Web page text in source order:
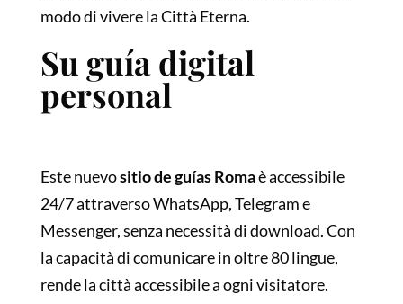
modo di vivere la Città Eterna.
Su guía digital
personal
Este nuevositio de guías Romaè accessibile
24/7 attraverso WhatsApp, Telegram e
Messenger, senza necessità di download. Con
la capacità di comunicare in oltre 80 lingue,
rende la città accessibile a ogni visitatore.